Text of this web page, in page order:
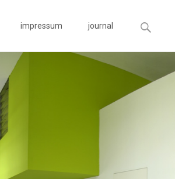
impressum journal
Suchen
nach: